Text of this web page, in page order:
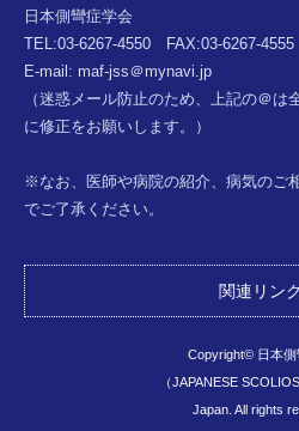
日本側彎症学会
TEL:03-6267-4550 FAX:03-6267-4555
E-mail: maf-jss＠mynavi.jp
（迷惑メール防止のため、上記の＠
に修正をお願いします。）
※なお、医師や病院の紹介、病気のご
でご了承ください。
関連リンク
Copyright© 日本側
（JAPANESE
Japan. All rights